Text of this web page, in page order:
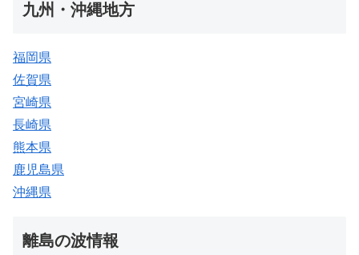
九州・沖縄地方
福岡県
佐賀県
宮崎県
長崎県
熊本県
鹿児島県
沖縄県
離島の波情報